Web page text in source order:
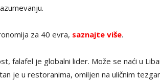
za 40 evra, saznajte više.
falafel je globalni lider. Može se naći u
je u restoranima, omiljen na uličnim